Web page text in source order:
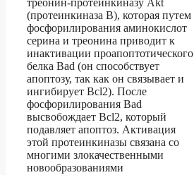
треонин-протеинкиназу Akt
(протеинкиназа B), которая путем
фосфорилирования аминокислот
серина и треонина приводит к
инактивации проапоптотического
белка Bad (он способствует
апоптозу, так как он связывает и
ингибирует Bcl2). После
фосфорилирования Bad
высвобождает Bcl2, который
подавляет апоптоз. Активация
этой протеинкиназы связана со
многими злокачественными
новообразованиями